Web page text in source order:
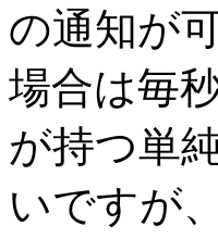
の通知が
場合は毎
が持つ単
いですが